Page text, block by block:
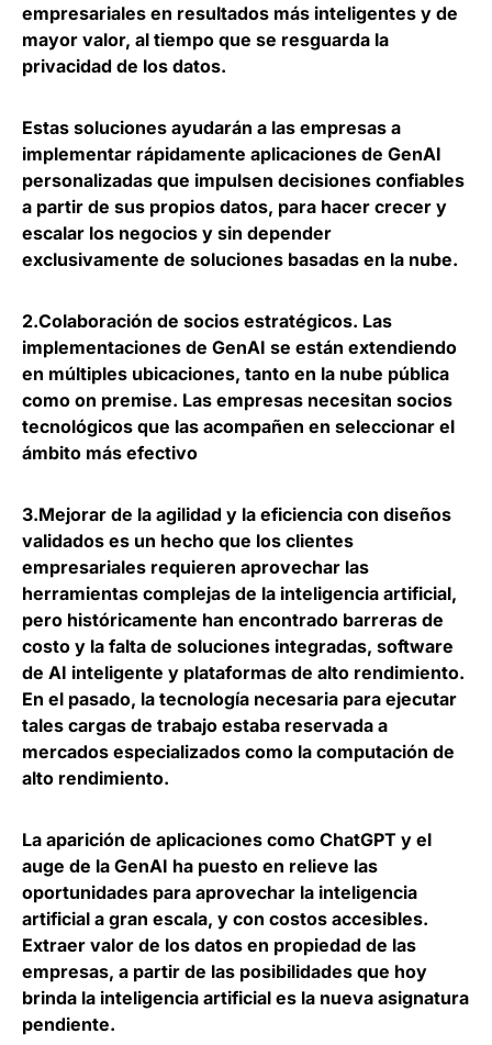
empresariales en resultados más inteligentes y de
mayor valor, al tiempo que se resguarda la
privacidad de los datos.
Estas soluciones ayudarán a las empresas a
implementar rápidamente aplicaciones de GenAI
personalizadas que impulsen decisiones confiables
a partir de sus propios datos, para hacer crecer y
escalar los negocios y sin depender
exclusivamente de soluciones basadas en la nube.
2.Colaboración de socios estratégicos. Las
implementaciones de GenAI se están extendiendo
en múltiples ubicaciones, tanto en la nube pública
como on premise. Las empresas necesitan socios
tecnológicos que las acompañen en seleccionar el
ámbito más efectivo
3.Mejorar de la agilidad y la eficiencia con diseños
validados es un hecho que los clientes
empresariales requieren aprovechar las
herramientas complejas de la inteligencia artificial,
pero históricamente han encontrado barreras de
costo y la falta de soluciones integradas, software
de AI inteligente y plataformas de alto rendimiento.
En el pasado, la tecnología necesaria para ejecutar
tales cargas de trabajo estaba reservada a
mercados especializados como la computación de
alto rendimiento.
La aparición de aplicaciones como ChatGPT y el
auge de la GenAI ha puesto en relieve las
oportunidades para aprovechar la inteligencia
artificial a gran escala, y con costos accesibles.
Extraer valor de los datos en propiedad de las
empresas, a partir de las posibilidades que hoy
brinda la inteligencia artificial es la nueva asignatura
pendiente.